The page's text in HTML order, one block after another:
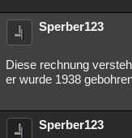
Sperber123
Diese rechnung
er wurde 1938
Sperber123